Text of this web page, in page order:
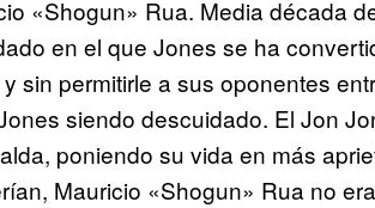
«Shogun» Rua. Media década
en el que Jones se ha
sin permitirle a sus oponentes
siendo descuidado. El Jon
poniendo su vida en más
Mauricio «Shogun» Rua no